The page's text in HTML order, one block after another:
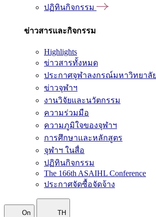
ปฏิทินกิจกรรม
ข่าวสารและกิจกรรม
Highlights
ข่าวสารทั้งหมด
ประกาศจุฬาลงกรณ์มหาวิทยาลัย
ข่าวจุฬาฯ
งานวิจัยและนวัตกรรม
ความร่วมมือ
ความภูมิใจของจุฬาฯ
การศึกษาและหลักสูตร
จุฬาฯ ในสื่อ
ปฏิทินกิจกรรม
The 166th ASAIHL Conference
ประกาศจัดซื้อจัดจ้าง
On TH